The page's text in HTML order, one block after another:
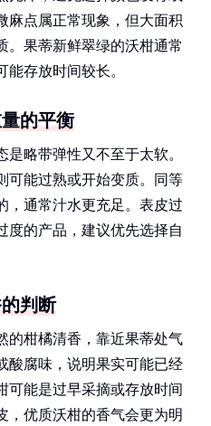
麻点属正常现象，但大面积
。果蒂新鲜翠绿的沃柑通常
存放时间较长。
的平衡
略带弹性又不至于太软。
可能过熟或开始变质。同等
，通常汁水更充足。表皮过
度的产品，建议优先选择自
判断
的柑橘清香，靠近果蒂处气
酸腐味，说明果实可能已经
可能是过早采摘或存放时间
，优质沃柑的香气会更为明